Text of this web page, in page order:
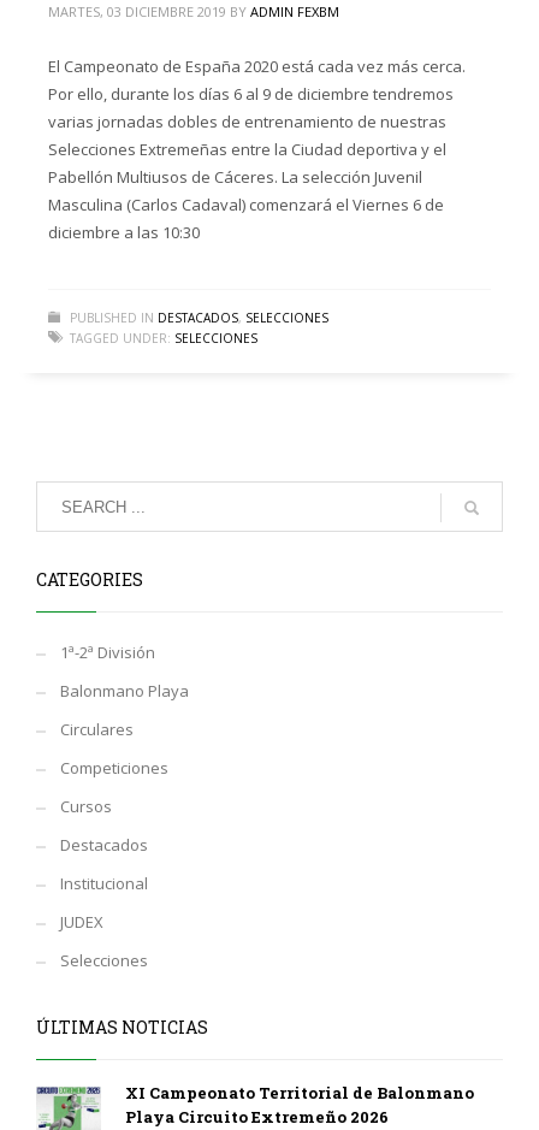
MARTES, 03 DICIEMBRE 2019 BY ADMIN FEXBM
El Campeonato de España 2020 está cada vez más cerca.
Por ello, durante los días 6 al 9 de diciembre tendremos
varias jornadas dobles de entrenamiento de nuestras
Selecciones Extremeñas entre la Ciudad deportiva y el
Pabellón Multiusos de Cáceres. La selección Juvenil
Masculina (Carlos Cadaval) comenzará el Viernes 6 de
diciembre a las 10:30
PUBLISHED IN DESTACADOS, SELECCIONES
TAGGED UNDER: SELECCIONES
CATEGORIES
1ª-2ª División
Balonmano Playa
Circulares
Competiciones
Cursos
Destacados
Institucional
JUDEX
Selecciones
ÚLTIMAS NOTICIAS
XI Campeonato Territorial de Balonmano
Playa Circuito Extremeño 2026